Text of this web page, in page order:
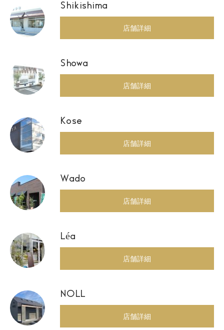
Shikishima
店舗詳細
Showa
店舗詳細
Kose
店舗詳細
Wado
店舗詳細
Léa
店舗詳細
NOLL
店舗詳細